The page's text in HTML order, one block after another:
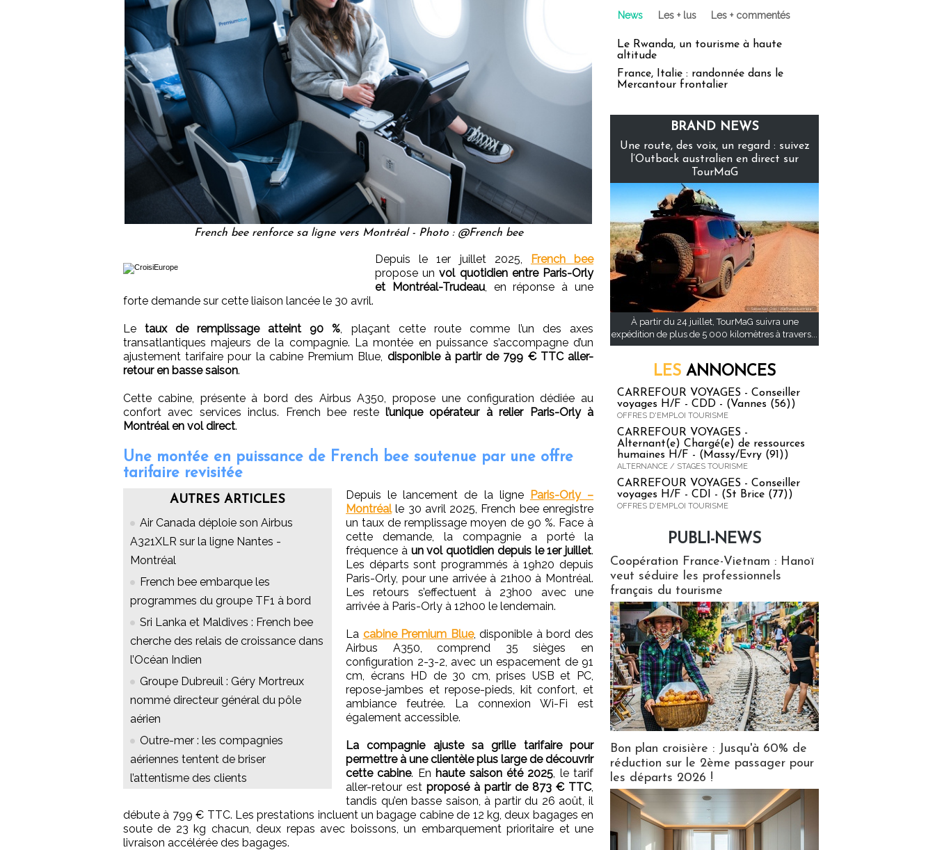
French bee renforce sa ligne vers Montréal - Photo : @French bee
Depuis le 1er juillet 2025,
French bee
propose unvol quotidien entre Paris-Orly
et Montréal-Trudeau, en réponse à une
forte demande sur cette liaison lancée le 30 avril.
Letaux de remplissage atteint 90 % , plaçant cette route comme l’un des axes
transatlantiques majeurs de la compagnie. La montée en puissance s’accompagne d’un
ajustement tarifaire pour la cabine Premium Blue, disponible à partir de 799 € TTC aller-
retour en basse saison.
Cette cabine, présente à bord des Airbus A350, propose une configuration dédiée au
confort avec services inclus. French bee reste l’unique opérateur à relier Paris-Orly à
Montréal en vol direct.
Une montée en puissance de French bee soutenue par une offre
tarifaire revisitée
AUTRES ARTICLES
Air Canada déploie son Airbus
A321XLR sur la ligne Nantes -
Montréal
French bee embarque les
programmes du groupe TF1 à bord
Sri Lanka et Maldives : French bee
cherche des relais de croissance dans
l’Océan Indien
Groupe Dubreuil : Géry Mortreux
nommé directeur général du pôle
aérien
Outre-mer : les compagnies
aériennes tentent de briser
l’attentisme des clients
Depuis le lancement de la ligne Paris-Orly –
Montréalle 30 avril 2025, French bee enregistre
un taux de remplissage moyen de 90 %. Face à
cette demande, la compagnie a porté la
fréquence à un vol quotidien depuis le 1er juillet.
Les départs sont programmés à 19h20 depuis
Paris-Orly, pour une arrivée à 21h00 à Montréal.
Les retours s’effectuent à 23h00 avec une
arrivée à Paris-Orly à 12h00 le lendemain.
La cabine Premium Blue, disponible à bord des
Airbus A350, comprend 35 sièges en
configuration 2-3-2, avec un espacement de 91
cm, écrans HD de 30 cm, prises USB et PC,
repose-jambes et repose-pieds, kit confort, et
ambiance feutrée. La connexion Wi-Fi est
également accessible.
La compagnie ajuste sa grille tarifaire pour
permettre à une clientèle plus large de découvrir
cette cabine. En haute saison été 2025 , le tarif
aller-retour est proposé à partir de 873 € TTC,
tandis qu’en basse saison, à partir du 26 août, il
débute à 799 € TTC. Les prestations incluent un bagage cabine de 12 kg, deux bagages en
soute de 23 kg chacun, deux repas avec boissons, un embarquement prioritaire et une
livraison accélérée des bagages.
News Les + lus Les + commentés
Le Rwanda, un tourisme à haute
altitude
France, Italie : randonnée dans le
Mercantour frontalier
BRAND NEWS
Une route, des voix, un regard : suivez
l’Outback australien en direct sur
TourMaG
À partir du 24 juillet, TourMaG suivra une
expédition de plus de 5 000 kilomètres à travers...
LES ANNONCES
CARREFOUR VOYAGES - Conseiller
voyages H/F - CDD - (Vannes (56))
OFFRES D'EMPLOI TOURISME
CARREFOUR VOYAGES -
Alternant(e) Chargé(e) de ressources
humaines H/F - (Massy/Evry (91))
ALTERNANCE / STAGES TOURISME
CARREFOUR VOYAGES - Conseiller
voyages H/F - CDI - (St Brice (77))
OFFRES D'EMPLOI TOURISME
PUBLI-NEWS
Coopération France-Vietnam : Hanoï
veut séduire les professionnels
français du tourisme
Bon plan croisière : Jusqu'à 60% de
réduction sur le 2ème passager pour
les départs 2026 !